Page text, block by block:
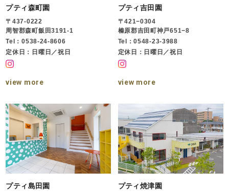
プティ森町園
〒437-0222
周智郡森町飯田3191-1
Tel：0538-24-8606
定休日：日曜日／祝日
view more
プティ吉田園
〒421−0304
榛原郡吉田町神戸651−8
Tel：0548-23-3988
定休日：日曜日／祝日
view more
プティ島田園 プティ焼津園